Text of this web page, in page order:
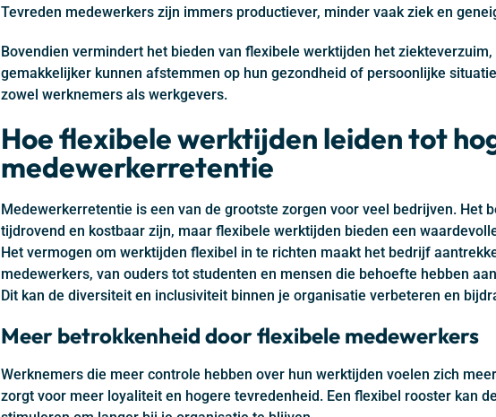
Tevreden medewerkers zijn immers productiever, minder vaak ziek en
Bovendien vermindert het bieden van flexibele werktijden het
gemakkelijker kunnen afstemmen op hun gezondheid of persoonlijke
zowel werknemers als werkgevers.
Hoe flexibele werktijden leiden tot
medewerkerretentie
Medewerkerretentie is een van de grootste zorgen voor veel bedrijven. Het
tijdrovend en kostbaar zijn, maar flexibele werktijden bieden een
Het vermogen om werktijden flexibel in te richten maakt het bedrijf
medewerkers, van ouders tot studenten en mensen die behoefte hebben
Dit kan de diversiteit en inclusiviteit binnen je organisatie verbeteren en
Meer betrokkenheid door flexibele medewerkers
Werknemers die meer controle hebben over hun werktijden voelen zich
zorgt voor meer loyaliteit en hogere tevredenheid. Een flexibel rooster kan